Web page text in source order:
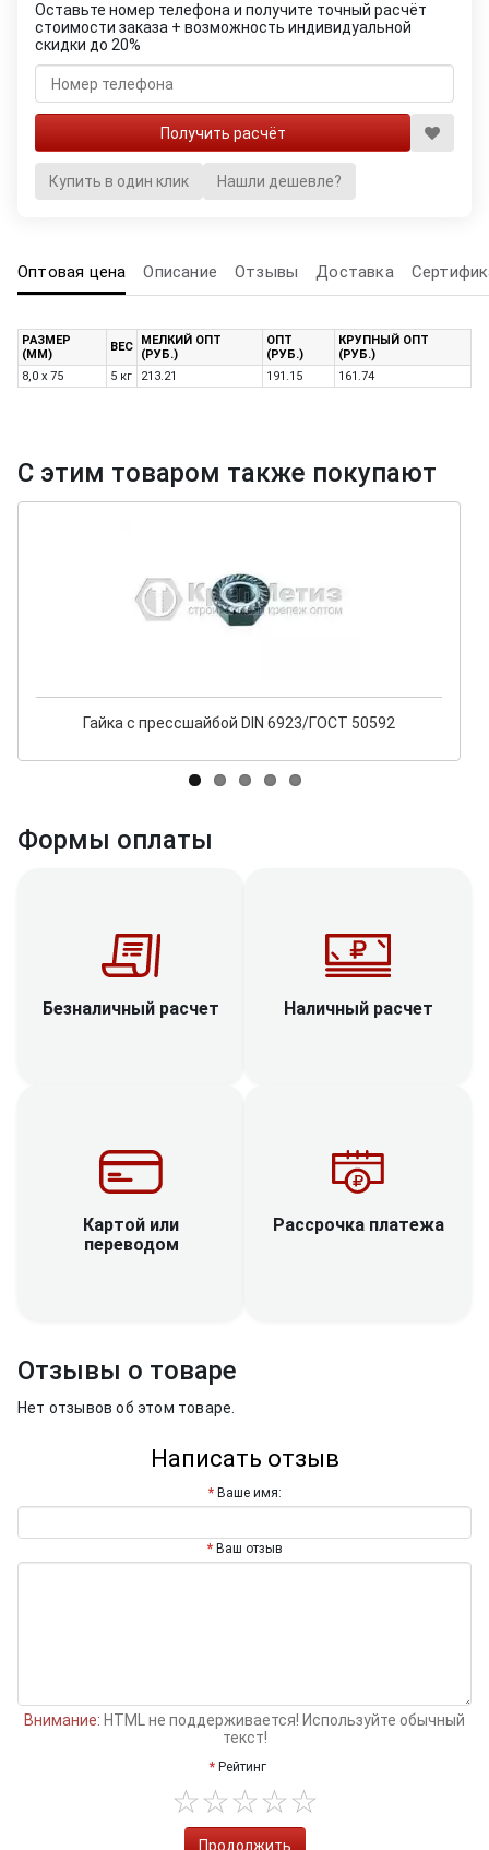
Оставьте номер телефона и получите точный расчёт
стоимости заказа + возможность индивидуальной
скидки до 20%
Купить в один клик Нашли дешевле?
Оптовая цена Описание Отзывы Доставка
РАЗМЕР
(ММ)
ВЕС
МЕЛКИЙ ОПТ
(РУБ.)
ОПТ
(РУБ.)
КРУПНЫЙ ОПТ
(РУБ.)
8,0 x 75
5 кг 213.21 191.15 161.74
С этим товаром также покупают
Гайка с прессшайбой DIN 6923/ГОСТ 50592
Формы оплаты
Безналичный расчет Наличный расчет
Картой или
переводом
Рассрочка платежа
Отзывы о товаре
Нет отзывов об этом товаре.
Написать отзыв
Ваше имя:
Ваш отзыв
Внимание: HTML не поддерживается! Используйте обычный
текст!
Рейтинг
Продолжить